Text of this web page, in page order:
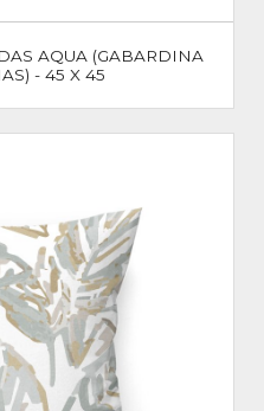
AQUA (GABARDINA
- 45 X 45